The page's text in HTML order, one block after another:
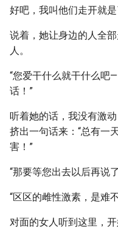
好吧，我叫他们走开就是
说着，她让身边的人全
人。
“您爱干什么就干什么吧
话！”
听着她的话，我没有激
挤出一句话来：“总有一
害！”
“那要等您出去以后再说
“区区的雌性激素，是难
对面的女人听到这里，